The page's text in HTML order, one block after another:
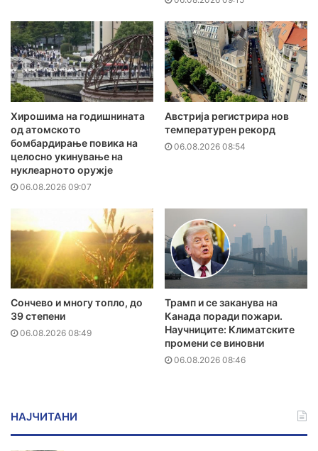
Хирошима на годишнината
од атомското
бомбардирање повика на
целосно укинување на
нуклеарното оружје
06.08.2026 09:07
Австрија регистрира нов
температурен рекорд
06.08.2026 08:54
Сончево и многу топло, до
39 степени
06.08.2026 08:49
Трамп и се заканува на
Канада поради пожари.
Научниците: Климатските
промени се виновни
06.08.2026 08:46
НАЈЧИТАНИ